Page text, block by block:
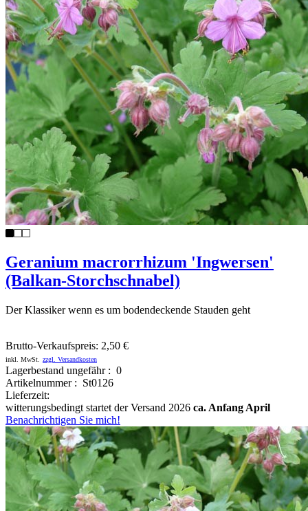
Geranium macrorrhizum 'Ingwersen'
(Balkan-Storchschnabel)
Der Klassiker wenn es um bodendeckende Stauden geht
Brutto-Verkaufspreis: 2,50 €
inkl. MwSt. zzgl. Versandkosten
Lagerbestand ungefähr : 0
Artikelnummer : St0126
Lieferzeit:
witterungsbedingt startet der Versand 2026 ca. Anfang April
Benachrichtigen Sie mich!